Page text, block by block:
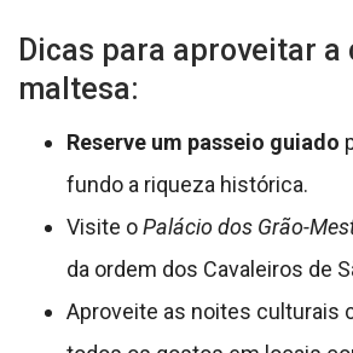
Dicas para aproveitar a
maltesa:
Reserve um passeio guiado
fundo a riqueza histórica.
Visite oPalácio dos Grão-
da ordem dos Cavaleiros de
Aproveite as noites culturais